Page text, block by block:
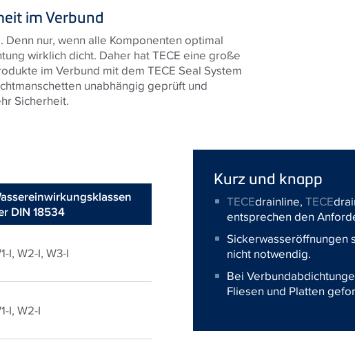
im Verbund
nur, wenn alle Komponenten optimal
wirklich dicht. Daher hat TECE eine große
im Verbund mit dem TECE Seal System
unabhängig geprüft und
Sicherheit.
DIN 18534
I, W2-I, W3-I
I, W2-I
Kurz und knapp
TECEdrainline,TECE
entsprechen den
Sickerwasseröffnungen
nicht notwendig.
Bei
Fliesen und Platten